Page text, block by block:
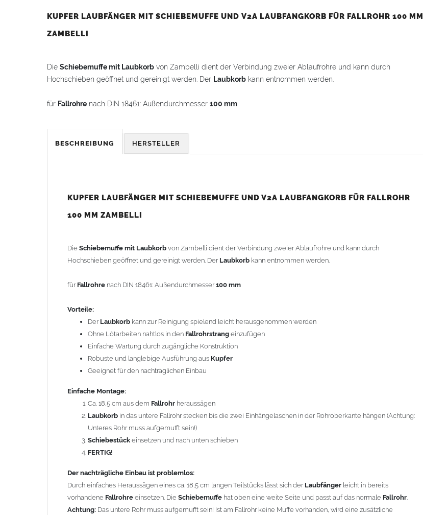
KUPFER LAUBFÄNGER MIT SCHIEBEMUFFE UND V2A LAUBFANGKORB FÜR FALLROHR 100 MM
ZAMBELLI
Die Schiebemuffe mit Laubkorb von Zambelli dient der Verbindung zweier Ablaufrohre und kann durch
Hochschieben geöffnet und gereinigt werden. Der Laubkorb kann entnommen werden.
für Fallrohre nach DIN 18461: Außendurchmesser 100 mm
Vorteile:
DerLaubkorb kann zur Reinigung spielend leicht herausgenommen werden
Ohne Lötarbeiten nahtlos in denFallrohrstrangeinzufügen
Unteres Rohr muss aufgemufft sein!)
Schiebestückeinsetzen und nach unten schieben
Um die Standsicherheit der gesamten Rohreinheit zu gewährleisten, können – abhängig von den vorhandenen
Rohrbefestigungen – ggf. zusätzlicheRohrschellenerforderlich sein. Dabei ist darauf zu achten, dass die obere
Befestigung nicht imSchiebebereichdes Schiebestücks montiert wird.
Gebrauchshinweis:
Material: Kupfer
Länge: ca. 250 mm
BESCHREIBUNG HERSTELLER
KUPFER LAUBFÄNGER MIT SCHIEBEMUFFE UND V2A LAUBFANGKORB FÜR FALLROHR
100 MM ZAMBELLI
Die Schiebemuffe mit Laubkorb von Zambelli dient der Verbindung zweier Ablaufrohre und kann durch
Hochschieben geöffnet und gereinigt werden. Der Laubkorb kann entnommen werden.
für Fallrohre nach DIN 18461: Außendurchmesser100 mm
Vorteile:
Der Laubkorb kann zur Reinigung spielend leicht herausgenommen werden
Ohne Lötarbeiten nahtlos in den Fallrohrstrang einzufügen
Einfache Wartung durch zugängliche Konstruktion
Robuste und langlebige Ausführung aus Kupfer
Geeignet für den nachträglichen Einbau
Einfache Montage:
Ca. 18,5 cm aus dem Fallrohr heraussägen
Laubkorb in das untere Fallrohr stecken bis die zwei Einhängelaschen in der Rohroberkante hängen (Achtung:
Unteres Rohr muss aufgemufft sein!)
Schiebestück einsetzen und nach unten schieben
FERTIG!
Der nachträgliche Einbau ist problemlos:
Durch einfaches Heraussägen eines ca. 18,5 cm langen Teilstücks lässt sich der Laubfänger leicht in bereits
vorhandene Fallrohre einsetzen. Die Schiebemuffe hat oben eine weite Seite und passt auf das normale Fallrohr
Achtung: Das untere Rohr muss aufgemufft sein! Ist am Fallrohr keine Muffe vorhanden, wird eine zusätzliche